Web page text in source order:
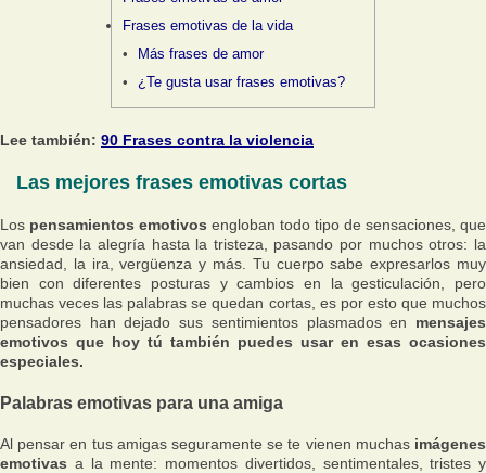
Frases emotivas de la vida
Más frases de amor
¿Te gusta usar frases emotivas?
Lee también: 90 Frases contra la violencia
Las mejores frases emotivas cortas
Los pensamientos emotivos engloban todo tipo de sensaciones, que
van desde la alegría hasta la tristeza, pasando por muchos otros: la
ansiedad, la ira, vergüenza y más. Tu cuerpo sabe expresarlos muy
bien con diferentes posturas y cambios en la gesticulación, pero
muchas veces las palabras se quedan cortas, es por esto que muchos
pensadores han dejado sus sentimientos plasmados en mensajes
emotivos que hoy tú también puedes usar en esas ocasiones
especiales.
Palabras emotivas para una amiga
Al pensar en tus amigas seguramente se te vienen muchas imágenes
emotivas a la mente: momentos divertidos, sentimentales, tristes y